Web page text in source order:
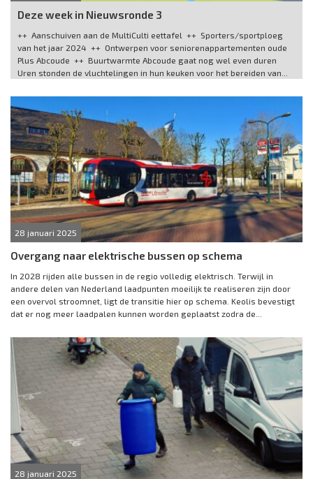
Deze week in Nieuwsronde 3
++ Aanschuiven aan de MultiCulti eettafel ++ Sporters/sportploeg
van het jaar 2024 ++ Ontwerpen voor seniorenappartementen oude
Plus Abcoude ++ Buurtwarmte Abcoude gaat nog wel even duren
Uren stonden de vluchtelingen in hun keuken voor het bereiden van...
28 januari 2025
Overgang naar elektrische bussen op schema
In 2028 rijden alle bussen in de regio volledig elektrisch. Terwijl in
andere delen van Nederland laadpunten moeilijk te realiseren zijn door
een overvol stroomnet, ligt de transitie hier op schema. Keolis bevestigt
dat er nog meer laadpalen kunnen worden geplaatst zodra de...
28 januari 2025